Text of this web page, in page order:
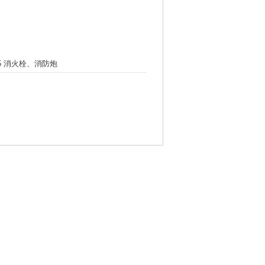
消火栓、消防炮